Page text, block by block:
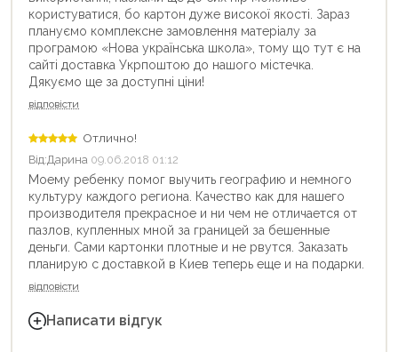
користуватися, бо картон дуже високої якості. Зараз
плануємо комплексне замовлення матеріалу за
програмою «Нова українська школа», тому що тут є на
сайті доставка Укрпоштою до нашого містечка.
Дякуємо ще за доступні ціни!
відповісти
Отлично!
Від:Дарина 09.06.2018 01:12
Моему ребенку помог выучить географию и немного
культуру каждого региона. Качество как для нашего
производителя прекрасное и ни чем не отличается от
пазлов, купленных мной за границей за бешенные
деньги. Сами картонки плотные и не рвутся. Заказать
планирую с доставкой в Киев теперь еще и на подарки.
відповісти
Написати відгук